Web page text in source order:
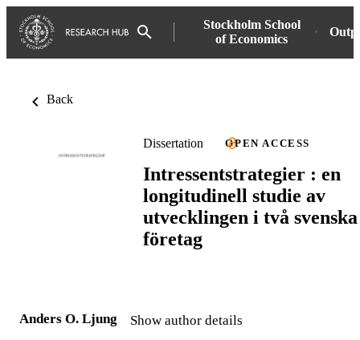
Stockholm School
of Economics
Back
Dissertation OPEN ACCESS
Intressentstrategier : en
longitudinell studie av
utvecklingen i två svenska
företag
Anders O. Ljung Show author details